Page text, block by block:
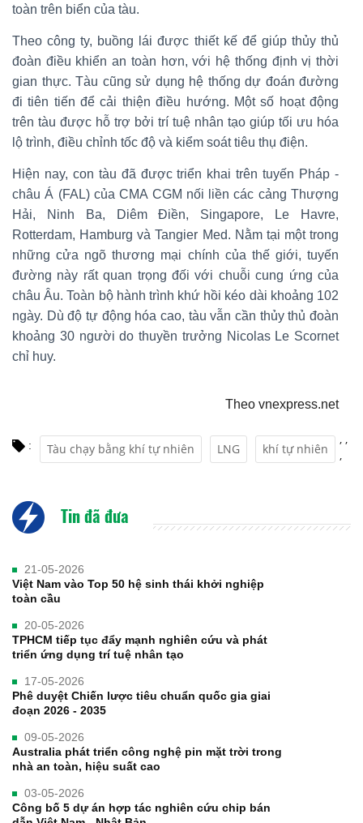
toàn trên biển của tàu.
Theo công ty, buồng lái được thiết kế để giúp thủy thủ
đoàn điều khiển an toàn hơn, với hệ thống định vị thời
gian thực. Tàu cũng sử dụng hệ thống dự đoán đường
đi tiên tiến để cải thiện điều hướng. Một số hoạt động
trên tàu được hỗ trợ bởi trí tuệ nhân tạo giúp tối ưu hóa
lộ trình, điều chỉnh tốc độ và kiểm soát tiêu thụ điện.
Hiện nay, con tàu đã được triển khai trên tuyến Pháp -
châu Á (FAL) của CMA CGM nối liền các cảng Thượng
Hải, Ninh Ba, Diêm Điền, Singapore, Le Havre,
Rotterdam, Hamburg và Tangier Med. Nằm tại một trong
những cửa ngõ thương mại chính của thế giới, tuyến
đường này rất quan trọng đối với chuỗi cung ứng của
châu Âu. Toàn bộ hành trình khứ hồi kéo dài khoảng 102
ngày. Dù độ tự động hóa cao, tàu vẫn cần thủy thủ đoàn
khoảng 30 người do thuyền trưởng Nicolas Le Scornet
chỉ huy.
Theo vnexpress.net
: Tàu chạy bằng khí tự nhiên
,
LNG
,
khí tự nhiên ,
Tin đã đưa
21-05-2026
Việt Nam vào Top 50 hệ sinh thái khởi nghiệp
toàn cầu
20-05-2026
TPHCM tiếp tục đẩy mạnh nghiên cứu và phát
triển ứng dụng trí tuệ nhân tạo
17-05-2026
Phê duyệt Chiến lược tiêu chuẩn quốc gia giai
đoạn 2026 - 2035
09-05-2026
Australia phát triển công nghệ pin mặt trời trong
nhà an toàn, hiệu suất cao
03-05-2026
Công bố 5 dự án hợp tác nghiên cứu chip bán